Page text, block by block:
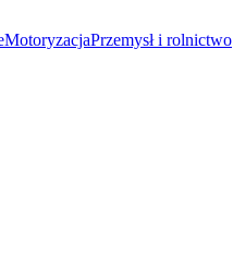
MotoryzacjaPrzemysł i rolnictwo